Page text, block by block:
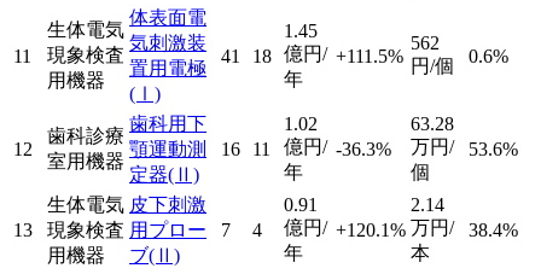
11
生体電気
現象検査
用機器
体表面電
気刺激装
置用電極
(Ⅰ)
41 18
1.45
億円/
年
+111.5%
562
円/個
0.6%
12
歯科診療
室用機器
歯科用下
顎運動測
定器(Ⅱ)
16 11
1.02
億円/
年
-36.3%
63.28
万円/
個
53.6%
13
生体電気
現象検査
用機器
皮下刺激
用プロー
ブ(Ⅱ)
7 4
0.91
億円/
年
+120.1%
2.14
万円/
本
38.4%